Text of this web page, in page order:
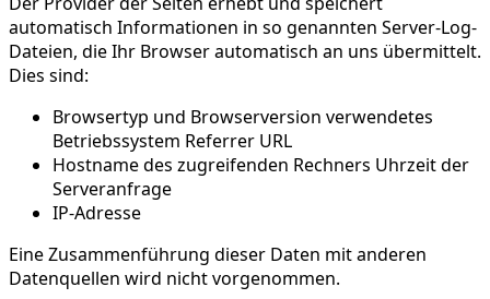
automatisch Informationen in so genannten Server-Log-
Dateien, die Ihr Browser automatisch an uns übermittelt.
Dies sind:
Browsertyp und Browserversion verwendetes
Betriebssystem Referrer URL
Hostname des zugreifenden Rechners Uhrzeit der
Serveranfrage
IP-Adresse
Eine Zusammenführung dieser Daten mit anderen
Datenquellen wird nicht vorgenommen.